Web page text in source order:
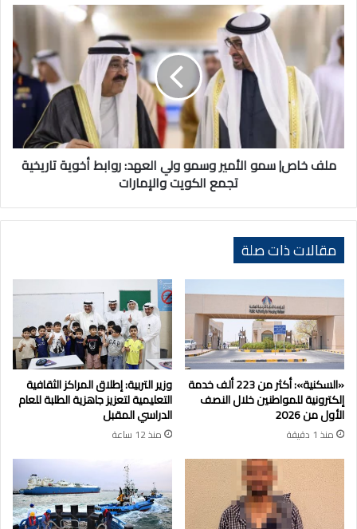
ميداليات
ملف
خاص|
سمو
الأمير
وسمو
ولي
العهد:
روابط
أخوية
تاريخية
والإمارات
ملف خاص| سمو الأمير وسمو ولي العهد: روابط أخوية تاريخية
تجمع الكويت والإمارات
مقالات ذات صلة
«السكنية»: أكثر من 223 ألف خدمة
إلكترونية للمواطنين خلال النصف
الأول من 2026
منذ 1 دقيقة
وزير التربية: إطلاق المراكز الثقافية
التعليمية لتعزيز جاهزية الطلبة للعام
الدراسي المقبل
منذ 12 ساعة